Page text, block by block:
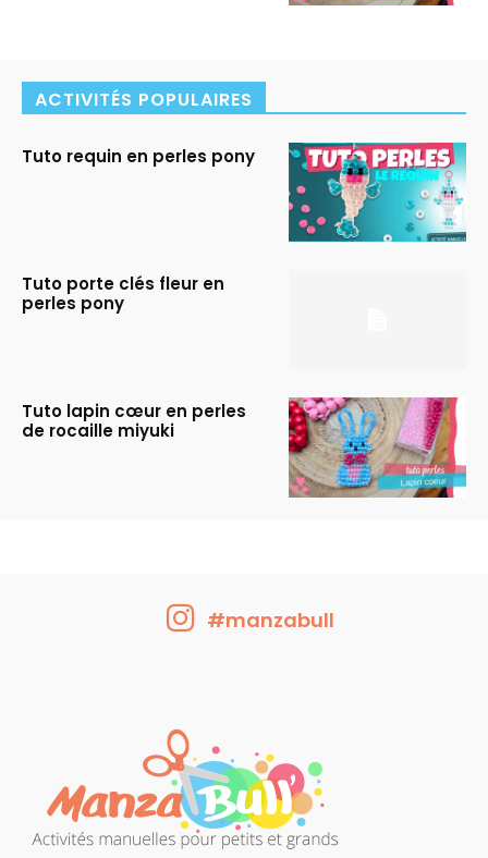
ACTIVITÉS POPULAIRES
Tuto requin en perles pony
Tuto porte clés fleur en
perles pony
Tuto lapin cœur en perles
de rocaille miyuki
#manzabull